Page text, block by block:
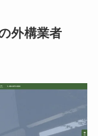
外構業者